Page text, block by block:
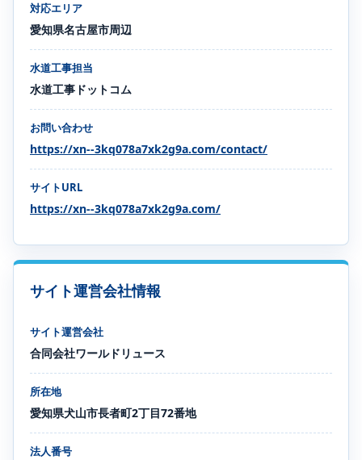
対応エリア
愛知県名古屋市周辺
水道工事担当
水道工事ドットコム
お問い合わせ
https://xn--3kq078a7xk2g9a.com/contact/
サイトURL
https://xn--3kq078a7xk2g9a.com/
サイト運営会社情報
サイト運営会社
合同会社ワールドリュース
所在地
愛知県犬山市長者町2丁目72番地
法人番号